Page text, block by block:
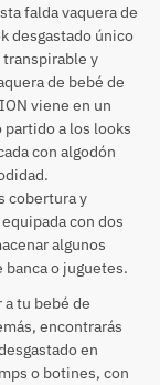
falda vaquera de
desgastado único
y
de bebé de
viene en un
partido a los looks
con algodón
cobertura y
con dos
algunos
o juguetes.
tu bebé de
encontrarás
en
o botines, con